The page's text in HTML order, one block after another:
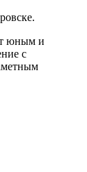
юным и
с